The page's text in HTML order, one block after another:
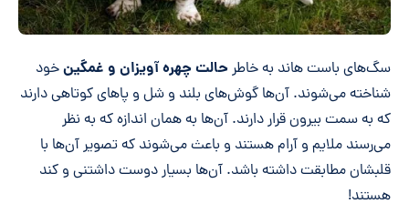
سگ‌های باست هاند به خاطر حالت چهره آویزان و غمگینخود
شناخته می‌شوند. آن‌ها گوش‌های بلند و شل و پاهای کوتاهی دارند
که به سمت بیرون قرار دارند. آن‌ها به همان اندازه که به نظر
می‌رسند ملایم و آرام هستند و باعث می‌شوند که تصویر آن‌ها با
قلبشان مطابقت داشته باشد. آن‌ها بسیار دوست داشتنی و کند
هستند!